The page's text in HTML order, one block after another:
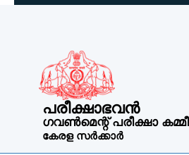
പരീക്ഷാഭവൻ
ഗവൺമെന്റ് പരീക്ഷാ
കേരള സർക്കാർ